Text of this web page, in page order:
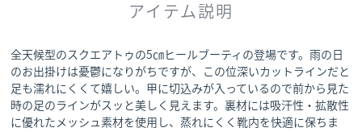
アイテム説明
全天候型のスクエアトゥの5㎝ヒールブーティの登場です。雨の日
のお出掛けは憂鬱になりがちですが、この位深いカットラインだと
足も濡れにくくて嬉しい。甲に切込みが入っているので前から見た
時の足のラインがスッと美しく見えます。裏材には吸汗性・拡散性
に優れたメッシュ素材を使用し、蒸れにくく靴内を快適に保ちま